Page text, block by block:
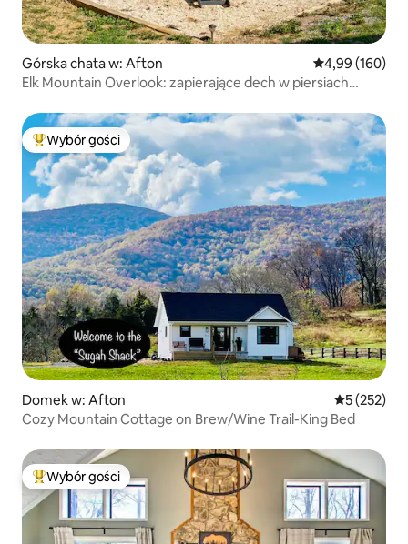
Górska chata w: Afton Średnia
4,99 (160)
Elk Mountain Overlook: zapierające dech w piersiach
Najpopularniejsze z kategorii Wybór gości
Wybór gości
Domek w: Afton Średnia
5 (252)
Cozy Mountain Cottage on Brew/Wine Trail-King Bed
Najpopularniejsze z kategorii Wybór gości
Wybór gości